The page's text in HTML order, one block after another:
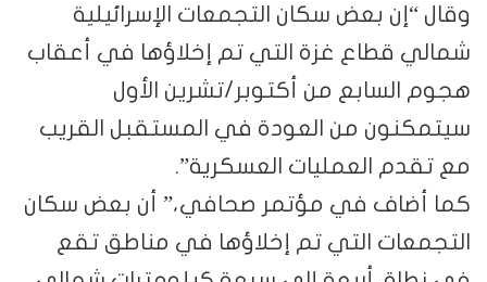
وقال “إن بعض سكان التجمعات الإسرائيلية
شمالي قطاع غزة التي تم إخلاؤها في أعقاب
هجوم السابع من أكتوبر/تشرين الأول
سيتمكنون من العودة في المستقبل القريب
مع تقدم العمليات العسكرية”.
كما أضاف في مؤتمر صحافي،” أن بعض سكان
التجمعات التي تم إخلاؤها في مناطق تقع